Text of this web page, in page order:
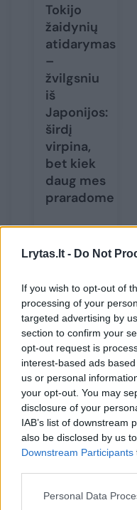
Lrytas.lt - Do Not
If you wish to opt-out of
processing of your
targeted advertising by
section to confirm your
opt-out request is
interest-based ads
us or personal
your opt-out. You may
disclosure of your
IAB’s list of downstream
also be disclosed by us
Downstream Participants
Personal Data
Tokijo
žaidynių
atidarymas
–
žvilgsniu
iš
Japonijos:
širdį
virpina,
bet kiek
daug mes
praradome
JAV rinktinė
aštuntfinalyje
Japonijai ir
kovų dėl medalių.
kaukė ^Instant
Komentuoti gali tik